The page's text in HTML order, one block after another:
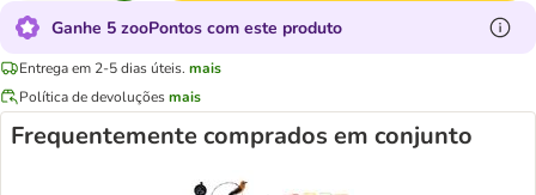
Ganhe 5 zooPontos com este produto
Entrega em 2-5 dias úteis. mais
Política de devoluçõesmais
Frequentemente comprados em conjunto